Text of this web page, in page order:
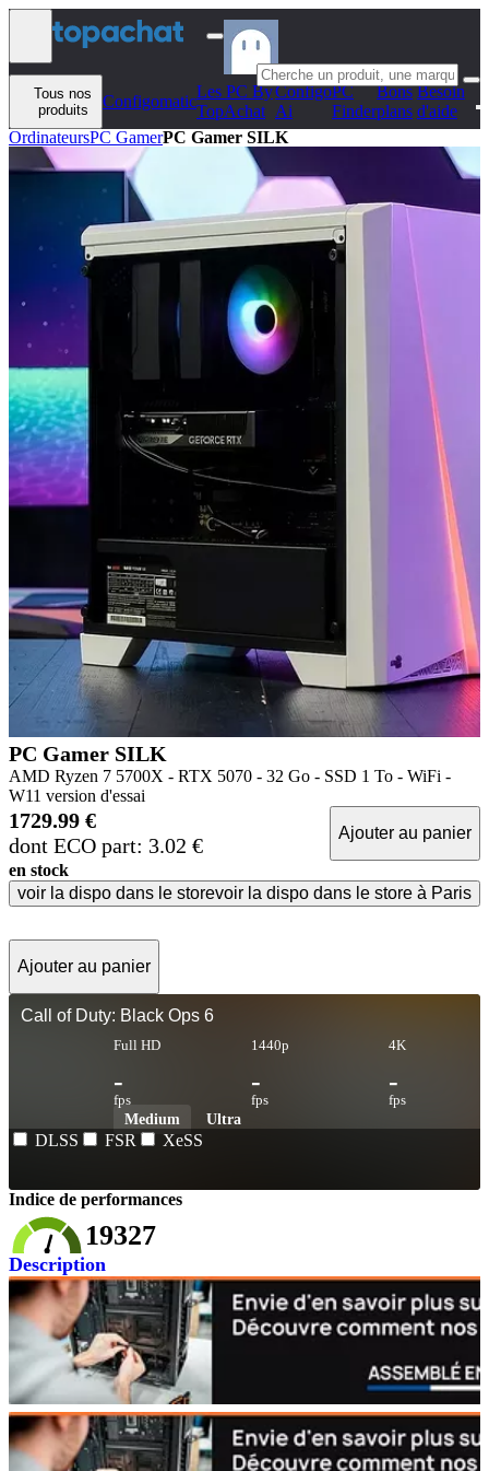
Aller au contenu
Tous nos
produits
Configomatic
Les PC By
TopAchat
Configo
Ai
PC
Finder
Bons
plans
Besoin
d'aide
OrdinateursPC GamerPC Gamer SILK
PC Gamer SILK
AMD Ryzen 7 5700X - RTX 5070 - 32 Go - SSD 1 To - WiFi -
W11 version d'essai
1729.99 €
dont ECO part: 3.02 €
Ajouter au panier
en stock
voir la dispo dans le storevoir la dispo dans le store à Paris
Ajouter au panier
Call of Duty: Black Ops 6
Full HD
-
fps
1440p
-
fps
4K
-
fps
Medium Ultra
DLSS FSR XeSS
Indice de performances
19327
Description